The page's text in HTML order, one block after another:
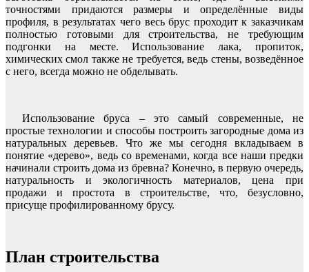
точностями придаются размеры и определённые виды
профиля, в результатах чего весь брус проходит к заказчикам
полностью готовыми для строительства, не требующим
подгонки на месте. Использование лака, пропиток,
химических смол также не требуется, ведь стены, возведённое
с него, всегда можно не обделывать.
Использование бруса – это самый современные, не
простые технологии и способы построить загородные дома из
натуральных деревьев. Что же мы сегодня вкладываем в
понятие «дерево», ведь со временами, когда все наши предки
начинали строить дома из бревна? Конечно, в первую очередь,
натуральность и экологичность материалов, цена при
продажи и простота в строительстве, что, безусловно,
присуще профилированному брусу.
План строительства